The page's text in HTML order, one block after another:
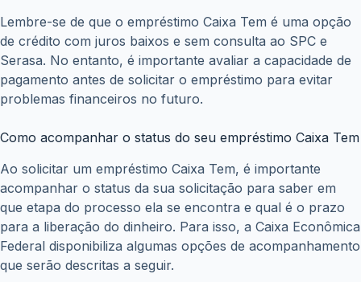
Lembre-se de que o empréstimo Caixa Tem é uma opção
de crédito com juros baixos e sem consulta ao SPC e
Serasa. No entanto, é importante avaliar a capacidade de
pagamento antes de solicitar o empréstimo para evitar
problemas financeiros no futuro.
Como acompanhar o status do seu empréstimo Caixa Tem
Ao solicitar um empréstimo Caixa Tem, é importante
acompanhar o status da sua solicitação para saber em
que etapa do processo ela se encontra e qual é o prazo
para a liberação do dinheiro. Para isso, a Caixa Econômica
Federal disponibiliza algumas opções de acompanhamento
que serão descritas a seguir.